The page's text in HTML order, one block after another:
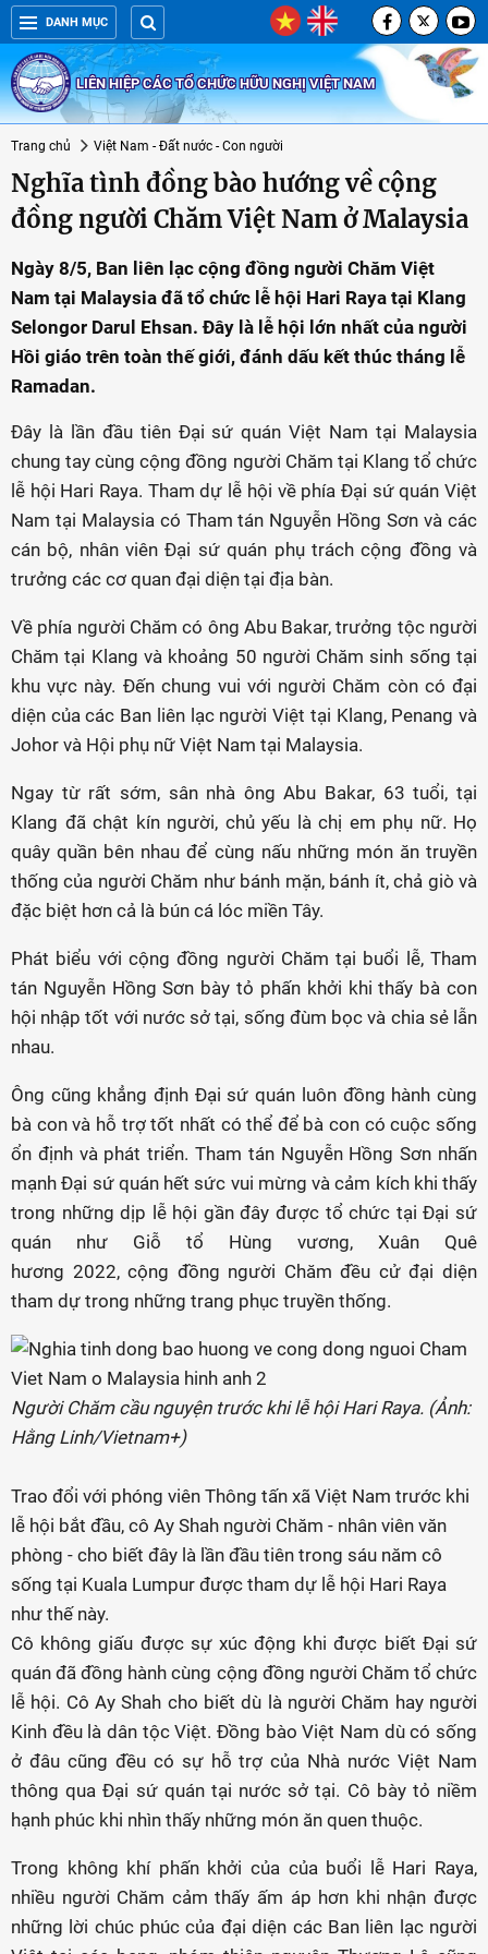
DANH MỤC
LIÊN HIỆP CÁC TỔ CHỨC HỮU NGHỊ VIỆT NAM
Trang chủ Việt Nam - Đất nước - Con người
Nghĩa tình đồng bào hướng về cộng
đồng người Chăm Việt Nam ở Malaysia
Ngày 8/5, Ban liên lạc cộng đồng người Chăm Việt
Nam tại Malaysia đã tổ chức lễ hội Hari Raya tại Klang
Selongor Darul Ehsan. Đây là lễ hội lớn nhất của người
Hồi giáo trên toàn thế giới, đánh dấu kết thúc tháng lễ
Ramadan.
Đây là lần đầu tiên Đại sứ quán Việt Nam tại Malaysia
chung tay cùng cộng đồng người Chăm tại Klang tổ chức
lễ hội Hari Raya. Tham dự lễ hội về phía Đại sứ quán Việt
Nam tại Malaysia có Tham tán Nguyễn Hồng Sơn và các
cán bộ, nhân viên Đại sứ quán phụ trách cộng đồng và
trưởng các cơ quan đại diện tại địa bàn.
Về phía người Chăm có ông Abu Bakar, trưởng tộc người
Chăm tại Klang và khoảng 50 người Chăm sinh sống tại
khu vực này. Đến chung vui với người Chăm còn có đại
diện của các Ban liên lạc người Việt tại Klang, Penang và
Johor và Hội phụ nữ Việt Nam tại Malaysia.
Ngay từ rất sớm, sân nhà ông Abu Bakar, 63 tuổi, tại
Klang đã chật kín người, chủ yếu là chị em phụ nữ. Họ
quây quần bên nhau để cùng nấu những món ăn truyền
thống của người Chăm như bánh mặn, bánh ít, chả giò và
đặc biệt hơn cả là bún cá lóc miền Tây.
Phát biểu với cộng đồng người Chăm tại buổi lễ, Tham
tán Nguyễn Hồng Sơn bày tỏ phấn khởi khi thấy bà con
hội nhập tốt với nước sở tại, sống đùm bọc và chia sẻ lẫn
nhau.
Ông cũng khẳng định Đại sứ quán luôn đồng hành cùng
bà con và hỗ trợ tốt nhất có thể để bà con có cuộc sống
ổn định và phát triển. Tham tán Nguyễn Hồng Sơn nhấn
mạnh Đại sứ quán hết sức vui mừng và cảm kích khi thấy
trong những dịp lễ hội gần đây được tổ chức tại Đại sứ
quán như Giỗ tổ Hùng vương, Xuân Quê
hương 2022, cộng đồng người Chăm đều cử đại diện
tham dự trong những trang phục truyền thống.
Người Chăm cầu nguyện trước khi lễ hội Hari Raya. (Ảnh:
Hằng Linh/Vietnam+)
Trao đổi với phóng viên Thông tấn xã Việt Nam trước khi
lễ hội bắt đầu, cô Ay Shah người Chăm - nhân viên văn
phòng - cho biết đây là lần đầu tiên trong sáu năm cô
sống tại Kuala Lumpur được tham dự lễ hội Hari Raya
như thế này.
Cô không giấu được sự xúc động khi được biết Đại sứ
quán đã đồng hành cùng cộng đồng người Chăm tổ chức
lễ hội. Cô Ay Shah cho biết dù là người Chăm hay người
Kinh đều là dân tộc Việt. Đồng bào Việt Nam dù có sống
ở đâu cũng đều có sự hỗ trợ của Nhà nước Việt Nam
thông qua Đại sứ quán tại nước sở tại. Cô bày tỏ niềm
hạnh phúc khi nhìn thấy những món ăn quen thuộc.
Trong không khí phấn khởi của của buổi lễ Hari Raya,
nhiều người Chăm cảm thấy ấm áp hơn khi nhận được
những lời chúc phúc của đại diện các Ban liên lạc người